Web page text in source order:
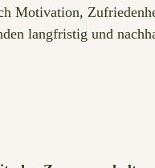
Motivation,
langfristig und